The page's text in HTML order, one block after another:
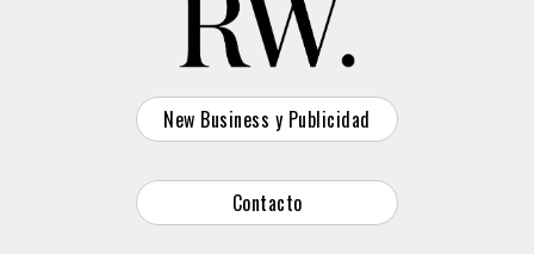
New Business y Publicidad
Contacto